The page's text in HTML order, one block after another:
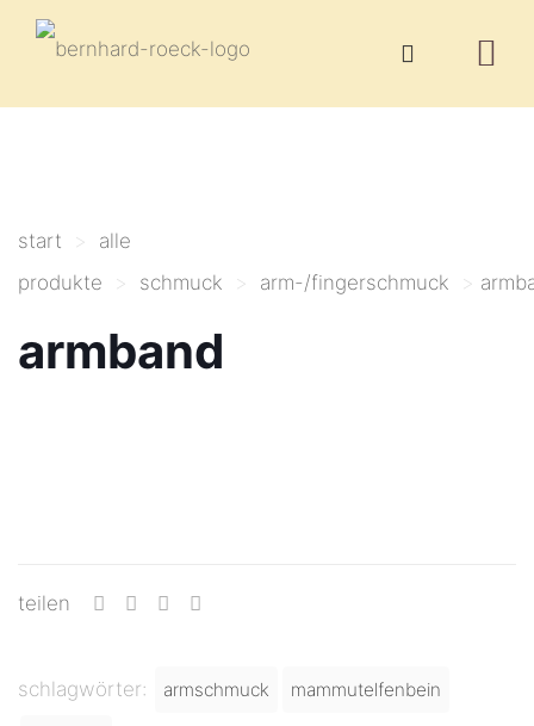
start >
alle
produkte
> schmuck > arm-/fingerschmuck >
armband
teilen
schlagwörter: armschmuck mammutelfenbein